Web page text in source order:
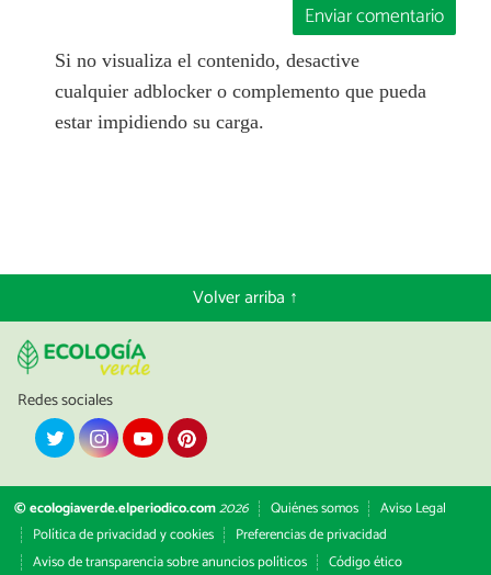
Enviar comentario
Si no visualiza el contenido, desactive
cualquier adblocker o complemento que pueda
estar impidiendo su carga.
Volver arriba ↑
Redes sociales
© ecologiaverde.elperiodico.com2026 Quiénes somos
Aviso Legal
Política de privacidad y cookies
Preferencias de privacidad
Aviso de transparencia sobre anuncios políticos
Código ético